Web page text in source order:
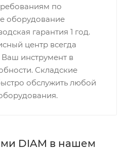
по
оборудование
гарантия 1 год.
центр всегда
инструмент в
Складские
обслужить любой
DIAM в нашем